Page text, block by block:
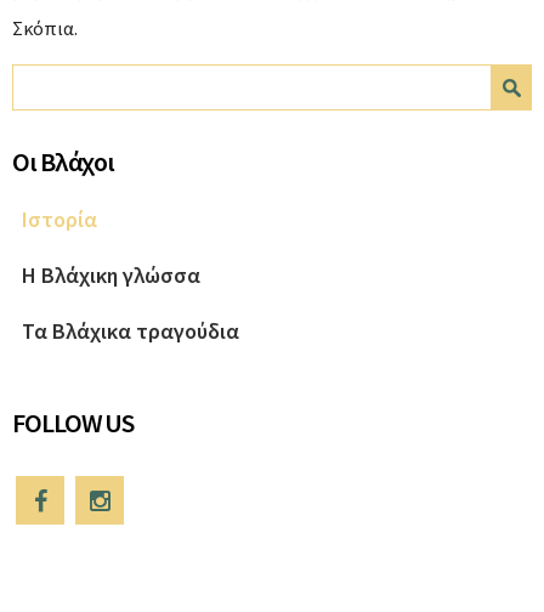
Σκόπια.
Φόρμα αναζήτησης
Οι Βλάχοι
Ιστορία
Η Βλάχικη γλώσσα
Τα Βλάχικα τραγούδια
FOLLOW US